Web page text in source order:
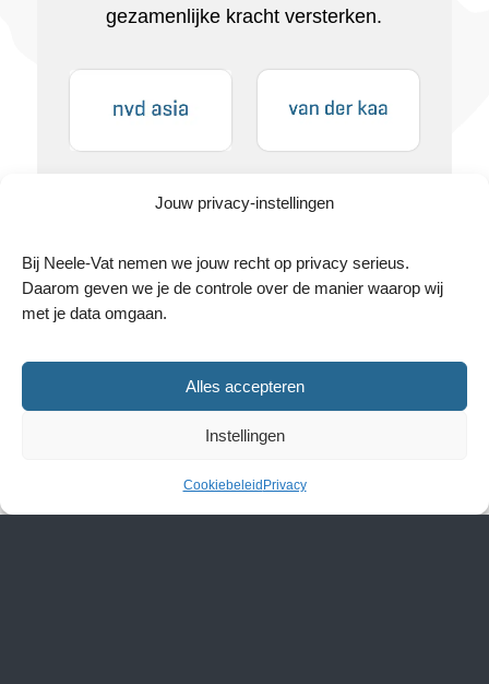
Jouw privacy-instellingen
Bij Neele-Vat nemen we jouw recht op privacy serieus.
Daarom geven we je de controle over de manier waarop wij
met je data omgaan.
Alles accepteren
Instellingen
Cookiebeleid Privacy
gezamenlijke kracht versterken.
Updates